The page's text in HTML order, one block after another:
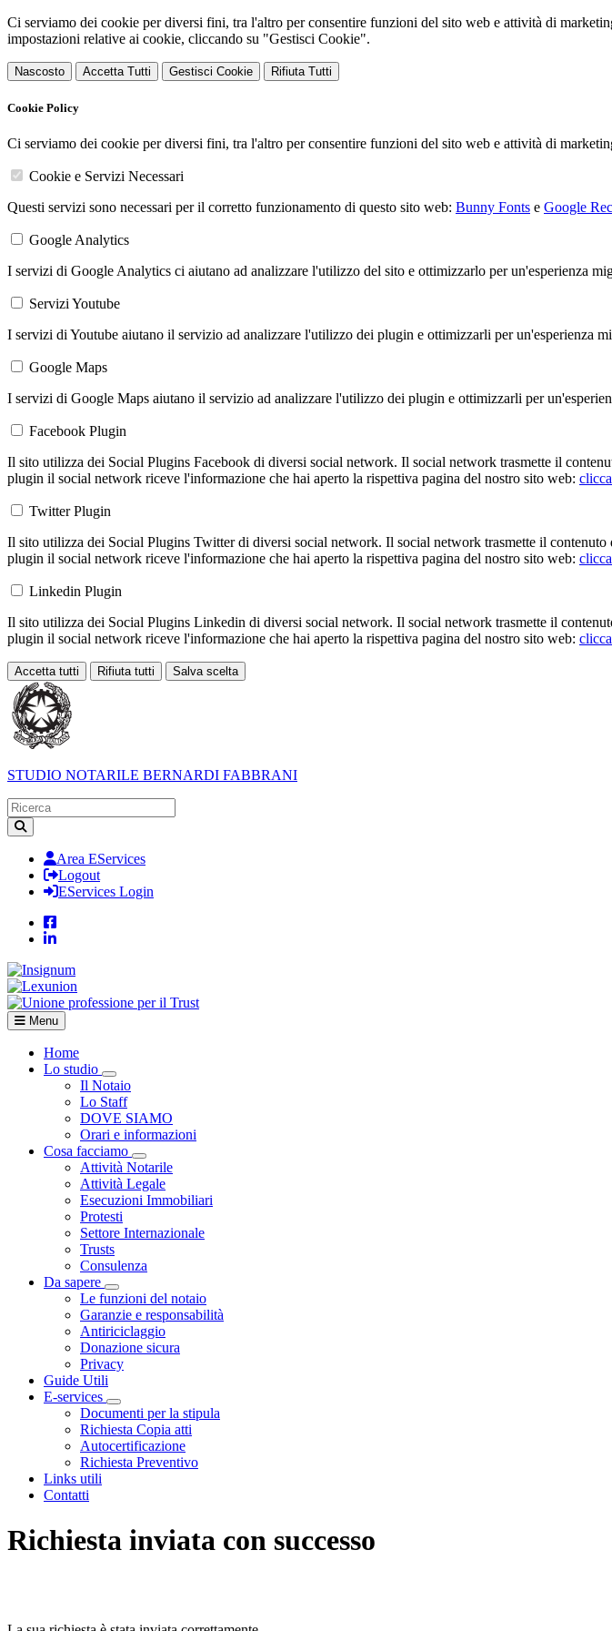
Ci serviamo dei cookie per diversi fini, tra l'altro per consentire funzioni del sito web e attività di
impostazioni relative ai cookie, cliccando su "Gestisci Cookie".
Nascosto Accetta Tutti Gestisci Cookie Rifiuta Tutti
Cookie Policy
Ci serviamo dei cookie per diversi fini, tra l'altro per consentire funzioni del sito web e attività di
Cookie e Servizi Necessari
Questi servizi sono necessari per il corretto funzionamento di questo sito web: Bunny Fonts e Google
Google Analytics
I servizi di Google Analytics ci aiutano ad analizzare l'utilizzo del sito e ottimizzarlo per un'esperienza
Servizi Youtube
I servizi di Youtube aiutano il servizio ad analizzare l'utilizzo dei plugin e ottimizzarli per un'esperienza
Google Maps
I servizi di Google Maps aiutano il servizio ad analizzare l'utilizzo dei plugin e ottimizzarli per
Facebook Plugin
Il sito utilizza dei Social Plugins Facebook di diversi social network. Il social network trasmette il
plugin il social network riceve l'informazione che hai aperto la rispettiva pagina del nostro sito web:
Twitter Plugin
Il sito utilizza dei Social Plugins Twitter di diversi social network. Il social network trasmette il
plugin il social network riceve l'informazione che hai aperto la rispettiva pagina del nostro sito web:
Linkedin Plugin
Il sito utilizza dei Social Plugins Linkedin di diversi social network. Il social network trasmette il
plugin il social network riceve l'informazione che hai aperto la rispettiva pagina del nostro sito web:
Accetta tutti Rifiuta tutti Salva scelta
Loading...
STUDIO NOTARILE BERNARDI FABBRANI
Area EServices
Logout
EServices Login
Menu
Home
Lo studio
Visualizza menù di secondo livello
Il Notaio
Lo Staff
DOVE SIAMO
Orari e informazioni
Cosa facciamo
Visualizza menù di secondo livello
Attività Notarile
Attività Legale
Esecuzioni Immobiliari
Protesti
Settore Internazionale
Trusts
Consulenza
Da sapere
Visualizza menù di secondo livello
Le funzioni del notaio
Garanzie e responsabilità
Antiriciclaggio
Donazione sicura
Privacy
Guide Utili
E-services
Visualizza menù di secondo livello
Documenti per la stipula
Richiesta Copia atti
Autocertificazione
Richiesta Preventivo
Links utili
Contatti
Richiesta inviata con successo